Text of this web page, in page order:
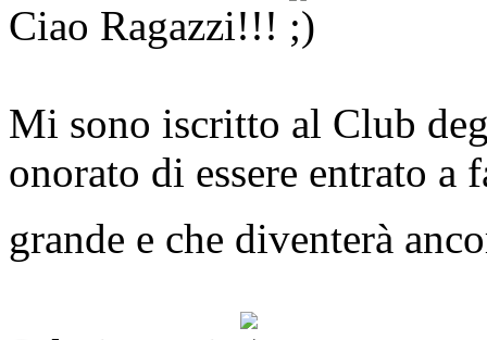
Ciao Ragazzi!!!
Mi sono iscritto al Club
onorato di essere entrato a
grande e che diventerà